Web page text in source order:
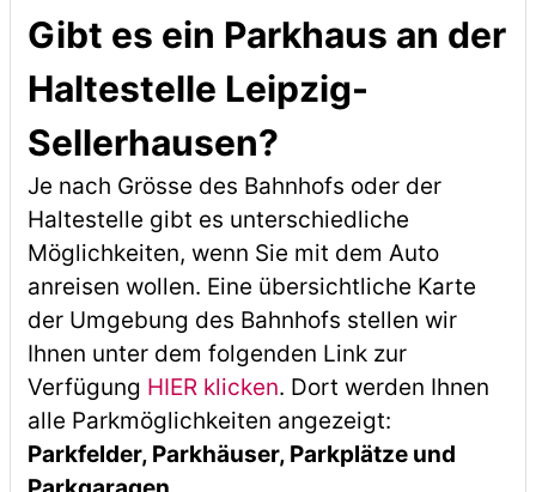
Gibt es ein Parkhaus an der
Haltestelle Leipzig-
Sellerhausen?
Je nach Grösse des Bahnhofs oder der
Haltestelle gibt es unterschiedliche
Möglichkeiten, wenn Sie mit dem Auto
anreisen wollen. Eine übersichtliche Karte
der Umgebung des Bahnhofs stellen wir
Ihnen unter dem folgenden Link zur
Verfügung HIER klicken. Dort werden Ihnen
alle Parkmöglichkeiten angezeigt:
Parkfelder, Parkhäuser, Parkplätze und